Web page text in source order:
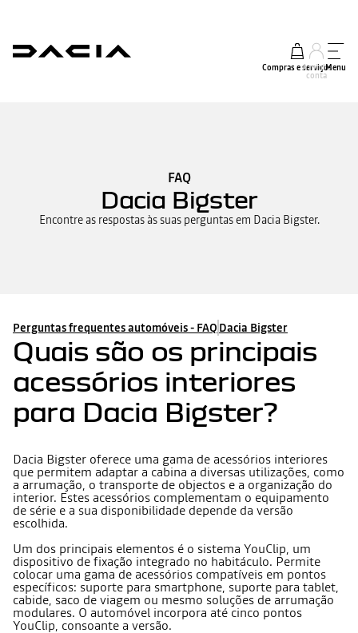
Compras e serviços
A minha
conta
Menu
FAQ
Dacia Bigster
Encontre as respostas às suas perguntas em Dacia Bigster.
Perguntas frequentes automóveis - FAQ Dacia Bigster
Quais são os principais
acessórios interiores
para Dacia Bigster?
Dacia Bigster oferece uma gama de acessórios interiores
que permitem adaptar a cabina a diversas utilizações, como
a arrumação, o transporte de objectos e a organização do
interior. Estes acessórios complementam o equipamento
de série e a sua disponibilidade depende da versão
escolhida.
Um dos principais elementos é o sistema YouClip, um
dispositivo de fixação integrado no habitáculo. Permite
colocar uma gama de acessórios compatíveis em pontos
específicos: suporte para smartphone, suporte para tablet,
cabide, saco de viagem ou mesmo soluções de arrumação
modulares. O automóvel incorpora até cinco pontos
YouClip, consoante a versão.